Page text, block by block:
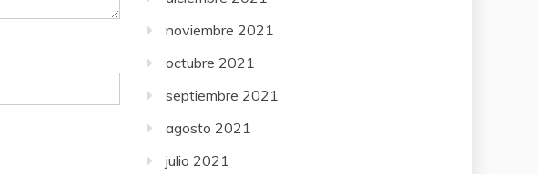
noviembre 2021
octubre 2021
septiembre 2021
agosto 2021
julio 2021